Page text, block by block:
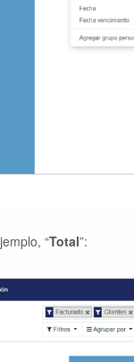
“Total”: